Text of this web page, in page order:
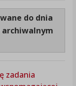
do dnia
archiwalnym
zadania